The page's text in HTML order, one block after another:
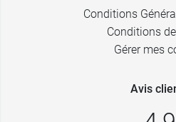
Conditions
Conditions
Gérer mes
Avis